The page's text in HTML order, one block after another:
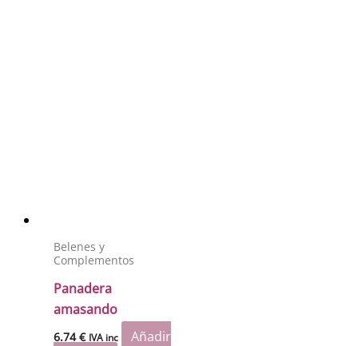
Belenes y
Complementos
Panadera
amasando
6.74€ IVA inc
Añadir